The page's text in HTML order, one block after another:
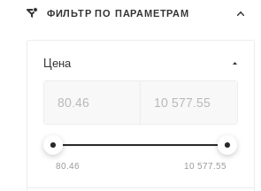
ФИЛЬТР ПО ПАРАМЕТРАМ
Цена
80.46 10 577.55